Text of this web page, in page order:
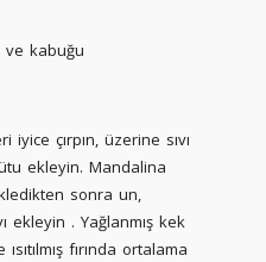
ve kabuğu
çırpın, üzerine sıvı
ekleyin. Mandalina
sonra un,
ekleyin . Yağlanmış kek
fırında ortalama